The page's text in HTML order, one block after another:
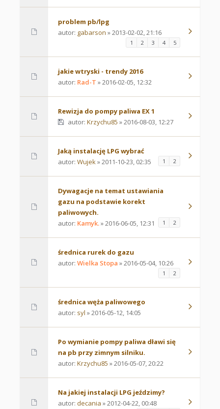
problem pb/lpg
autor: gabarson » 2013-02-02, 21:16
1 2 3 4 5
jakie wtryski - trendy 2016
autor: Rad-T » 2016-02-05, 12:32
Rewizja do pompy paliwa EX 1
autor: Krzychu85 » 2016-08-03, 12:27
Jaką instalację LPG wybrać
autor: Wujek» 2011-10-23, 02:35 1 2
Dywagacje na temat ustawiania
gazu na podstawie korekt
paliwowych.
autor: Kamyk.» 2016-06-05, 12:31 1 2
średnica rurek do gazu
autor: Wielka Stopa » 2016-05-04, 10:26
1 2
średnica węża paliwowego
autor: syl » 2016-05-12, 14:05
Po wymianie pompy paliwa dławi się
na pb przy zimnym silniku.
autor: Krzychu85 » 2016-05-07, 20:22
Na jakiej instalacji LPG jeździmy?
autor: decania » 2012-04-22, 00:48